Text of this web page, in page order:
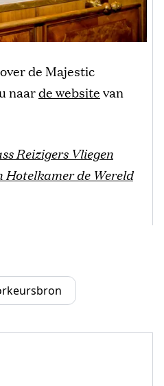
de Majestic
naarde websitevan
Reizigers Vliegen
de Wereld